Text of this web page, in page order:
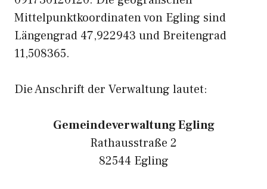
Mittelpunktkoordinaten von Egling sind
Längengrad 47,922943 und Breitengrad
11,508365.
Die Anschrift der Verwaltung lautet:
Gemeindeverwaltung Egling
Rathausstraße 2
82544 Egling